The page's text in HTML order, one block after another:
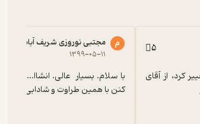
5 م مجتبی نوروزی شریف آباد
۱۳۹۹-۰۵-۱۱
کنن با همین طراوت و شادابی